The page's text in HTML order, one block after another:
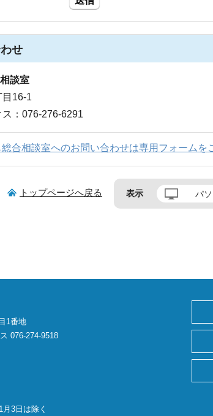
せ
談室
16-1
：076-276-6291
合相談室へのお問い合わせは専用フォームを
トップページへ戻る 表示 パ
1番地
076-274-9518
3日は除く